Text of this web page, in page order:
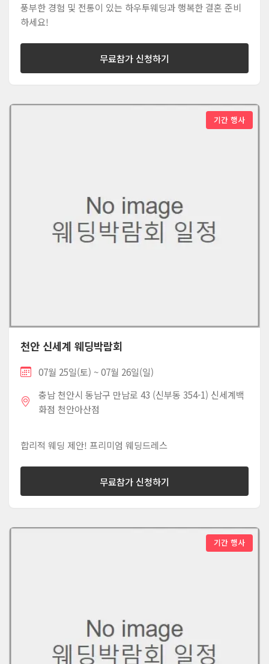
풍부한 경험 및 전통이 있는 하우투웨딩과 행복한 결혼 준비
하세요!
무료참가 신청하기
기간 행사
천안 신세계 웨딩박람회
07월 25일(토) ~ 07월 26일(일)
충남 천안시 동남구 만남로 43 (신부동 354-1) 신세계백
화점 천안아산점
합리적 웨딩 제안! 프리미엄 웨딩드레스
무료참가 신청하기
기간 행사